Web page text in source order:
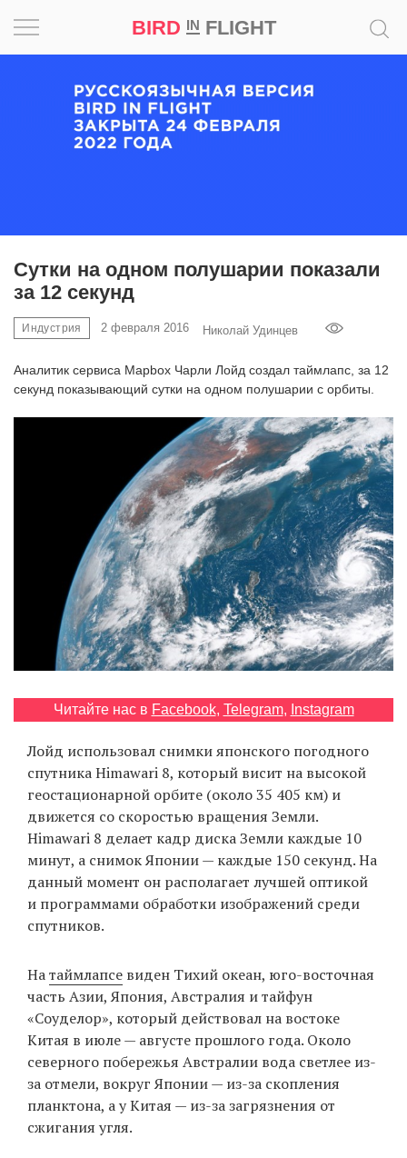
BIRD INFLIGHT
Сутки на одном полушарии показали
за 12 секунд
Индустрия 2 февраля 2016 Николай Удинцев
Аналитик сервиса Mapbox Чарли Лойд создал таймлапс, за 12
секунд показывающий сутки на одном полушарии с орбиты.
Читайте нас в Facebook, Telegram, Instagram
Лойд использовал снимки японского погодного
спутника Himawari 8, который висит на высокой
геостационарной орбите (около 35 405 км) и
движется со скоростью вращения Земли.
Himawari 8 делает кадр диска Земли каждые 10
минут, а снимок Японии — каждые 150 секунд. На
данный момент он располагает лучшей оптикой
и программами обработки изображений среди
спутников.
Натаймлапсе виден Тихий океан, юго-восточная
часть Азии, Япония, Австралия и тайфун
«Соуделор», который действовал на востоке
Китая в июле — августе прошлого года. Около
северного побережья Австралии вода светлее из-
за отмели, вокруг Японии — из-за скопления
планктона, а у Китая — из-за загрязнения от
сжигания угля.